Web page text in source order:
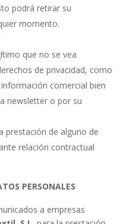
podrá retirar su
momento.
que no se vea
de privacidad, como
comercial bien
newsletter o por su
prestación de alguno de
relación contractual
PERSONALES
a empresas